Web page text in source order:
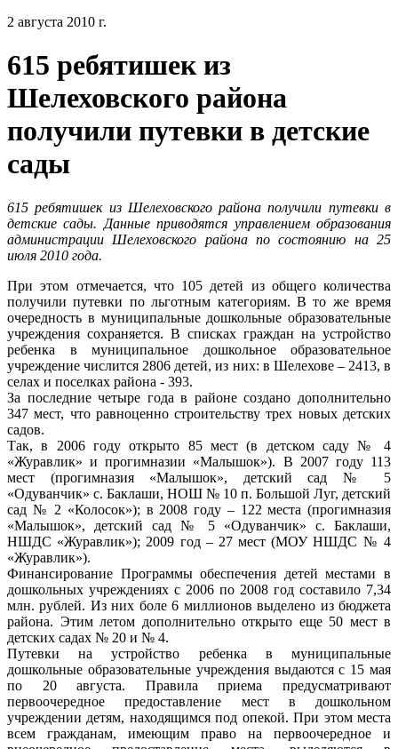
2 августа 2010 г.
615 ребятишек из
Шелеховского района
получили путевки в детские
сады
615 ребятишек из Шелеховского района получили путевки в
детские сады. Данные приводятся управлением образования
администрации Шелеховского района по состоянию на 25
июля 2010 года.
При этом отмечается, что 105 детей из общего количества
получили путевки по льготным категориям. В то же время
очередность в муниципальные дошкольные образовательные
учреждения сохраняется. В списках граждан на устройство
ребенка в муниципальное дошкольное образовательное
учреждение числится 2806 детей, из них: в Шелехове – 2413, в
селах и поселках района - 393.
За последние четыре года в районе создано дополнительно
347 мест, что равноценно строительству трех новых детских
садов.
Так, в 2006 году открыто 85 мест (в детском саду № 4
«Журавлик» и прогимназии «Малышок»). В 2007 году 113
мест (прогимназия «Малышок», детский сад № 5
«Одуванчик» с. Баклаши, НОШ № 10 п. Большой Луг, детский
сад № 2 «Колосок»); в 2008 году – 122 места (прогимназия
«Малышок», детский сад № 5 «Одуванчик» с. Баклаши,
НШДС «Журавлик»); 2009 год – 27 мест (МОУ НШДС № 4
«Журавлик»).
Финансирование Программы обеспечения детей местами в
дошкольных учреждениях с 2006 по 2008 год составило 7,34
млн. рублей. Из них боле 6 миллионов выделено из бюджета
района. Этим летом дополнительно открыто еще 50 мест в
детских садах № 20 и № 4.
Путевки на устройство ребенка в муниципальные
дошкольные образовательные учреждения выдаются с 15 мая
по 20 августа. Правила приема предусматривают
первоочередное предоставление мест в дошкольном
учреждении детям, находящимся под опекой. При этом места
всем гражданам, имеющим право на первоочередное и